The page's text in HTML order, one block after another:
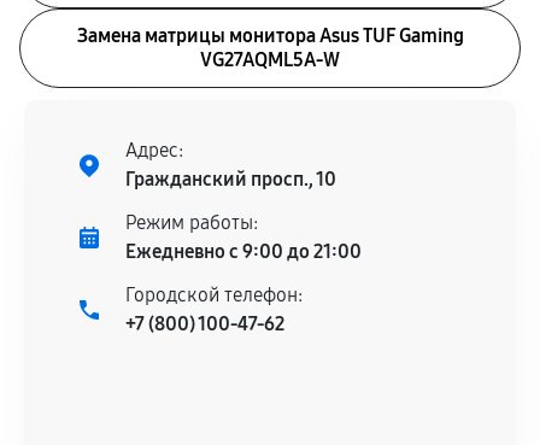
Замена матрицы монитора Asus TUF Gaming
VG27AQML5A-W
Адрес:
Гражданский просп., 10
Режим работы:
Ежедневно с 9:00 до 21:00
Городской телефон:
+7 (800) 100-47-62